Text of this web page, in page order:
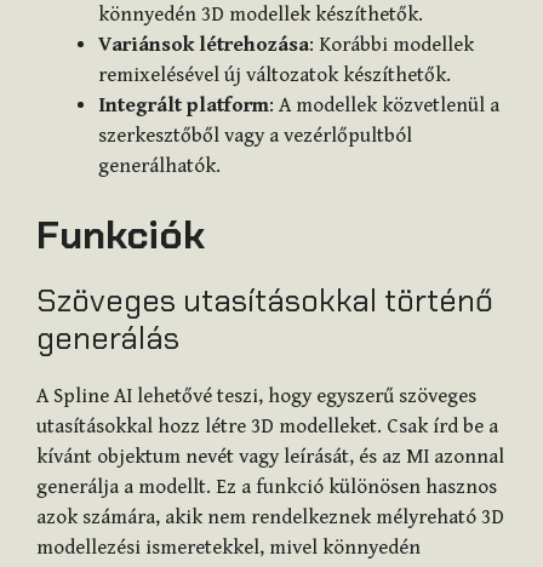
könnyedén 3D modellek készíthetők.
Variánsok létrehozása: Korábbi modellek
remixelésével új változatok készíthetők.
Integrált platform: A modellek közvetlenül a
szerkesztőből vagy a vezérlőpultból
generálhatók.
Funkciók
Szöveges utasításokkal történő
generálás
A Spline AI lehetővé teszi, hogy egyszerű szöveges
utasításokkal hozz létre 3D modelleket. Csak írd be a
kívánt objektum nevét vagy leírását, és az MI azonnal
generálja a modellt. Ez a funkció különösen hasznos
azok számára, akik nem rendelkeznek mélyreható 3D
modellezési ismeretekkel, mivel könnyedén